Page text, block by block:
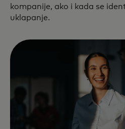
kompanije, ako i kada se
uklapanje.